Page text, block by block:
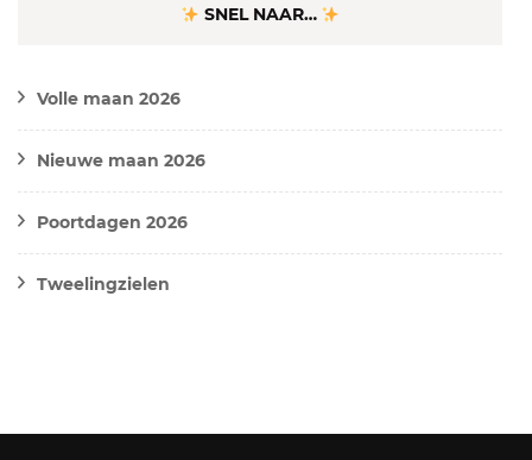
SNEL NAAR…
Volle maan 2026
Nieuwe maan 2026
Poortdagen 2026
Tweelingzielen